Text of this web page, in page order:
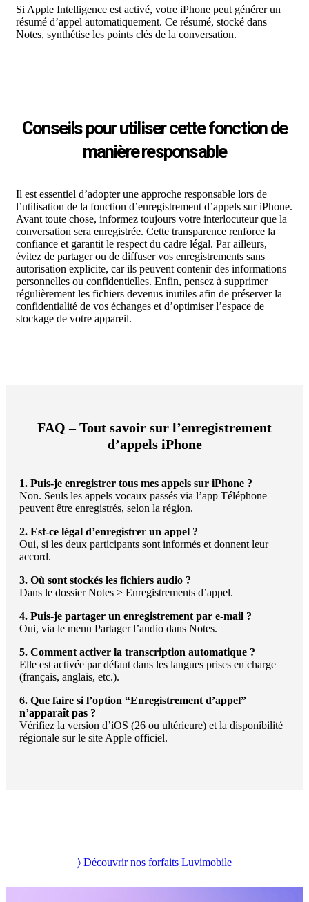
Si Apple Intelligence est activé, votre iPhone peut générer un
résumé d’appel automatiquement. Ce résumé, stocké dans
Notes, synthétise les points clés de la conversation.
Conseils pour utiliser cette fonction de
manière responsable
Il est essentiel d’adopter une approche responsable lors de
l’utilisation de la fonction d’enregistrement d’appels sur iPhone.
Avant toute chose, informez toujours votre interlocuteur que la
conversation sera enregistrée. Cette transparence renforce la
confiance et garantit le respect du cadre légal. Par ailleurs,
évitez de partager ou de diffuser vos enregistrements sans
autorisation explicite, car ils peuvent contenir des informations
personnelles ou confidentielles. Enfin, pensez à supprimer
régulièrement les fichiers devenus inutiles afin de préserver la
confidentialité de vos échanges et d’optimiser l’espace de
stockage de votre appareil.
FAQ – Tout savoir sur l’enregistrement
d’appels iPhone
1. Puis-je enregistrer tous mes appels sur iPhone ?
Non. Seuls les appels vocaux passés via l’app Téléphone
peuvent être enregistrés, selon la région.
2. Est-ce légal d’enregistrer un appel ?
Oui, si les deux participants sont informés et donnent leur
accord.
3. Où sont stockés les fichiers audio ?
Dans le dossier Notes > Enregistrements d’appel.
4. Puis-je partager un enregistrement par e-mail ?
Oui, via le menu Partager l’audio dans Notes.
5. Comment activer la transcription automatique ?
Elle est activée par défaut dans les langues prises en charge
(français, anglais, etc.).
6. Que faire si l’option “Enregistrement d’appel”
n’apparaît pas ?
Vérifiez la version d’iOS (26 ou ultérieure) et la disponibilité
régionale sur le site Apple officiel.
〉 Découvrir nos forfaits Luvimobile